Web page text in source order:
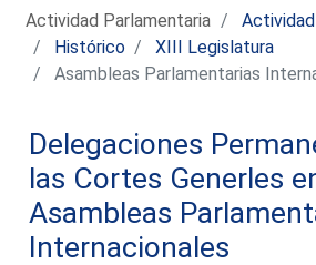
Actividad Parlamentaria
Histórico
XIII Legislatura
Asambleas Parlamentarias
Delegaciones
las Cortes Generles
Asambleas
Internacionales